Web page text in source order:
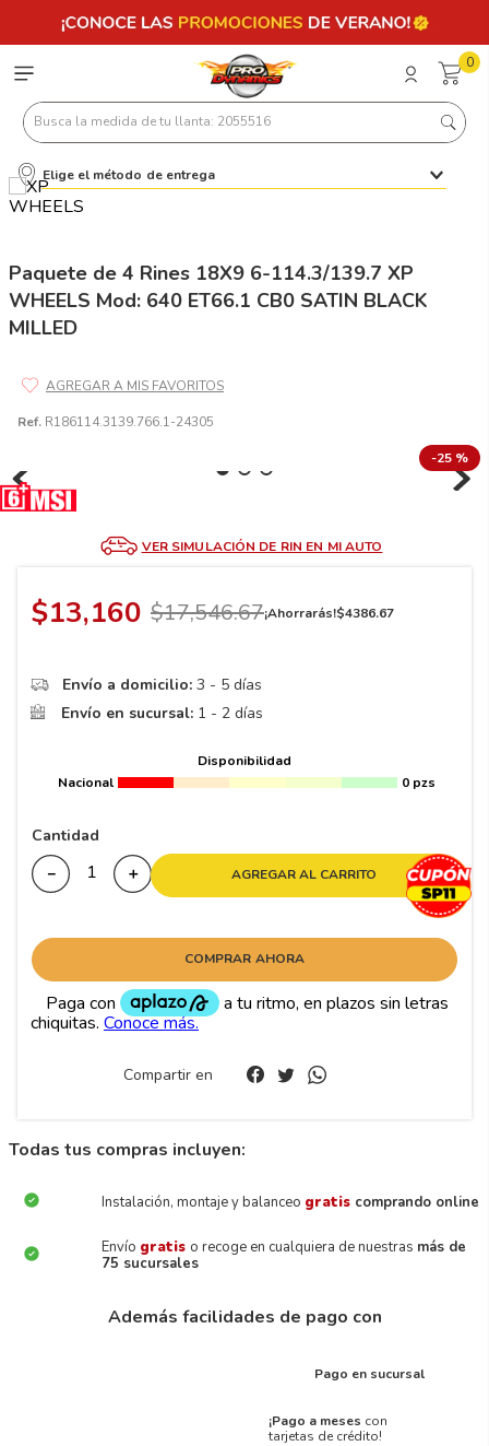
0
Busca la medida de tu llanta: 2055516
Elige el método de entrega
Paquete de 4 Rines 18X9 6-114.3/139.7 XP
WHEELS Mod: 640 ET66.1 CB0 SATIN BLACK
MILLED
Ref. R186114.3139.766.1-24305
-25 %
VER SIMULACIÓN DE RIN EN MI AUTO
$13,160 $17,546.67¡Ahorrarás!$4386.67
Envío a domicilio: 3 - 5 días
Envío en sucursal: 1 - 2 días
Disponibilidad
Nacional
0 pzs
Cantidad
＋
－ AGREGAR AL CARRITO
COMPRAR AHORA
Compartir en
Todas tus compras incluyen:
Instalación, montaje y balanceo gratis comprando online
Envío gratis o recoge en cualquiera de nuestras más de
75 sucursales
Además facilidades de pago con
Pago en sucursal
¡Pago a meses con
tarjetas de crédito!
Términos más buscados
3 225